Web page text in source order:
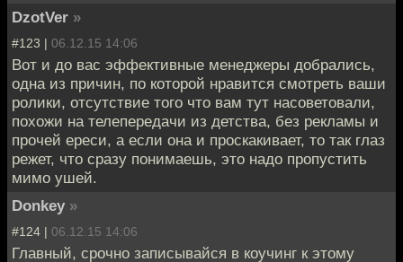
DzotVer »
#123 | 06.12.15 14:06
Вот и до вас эффективные менеджеры добрались,
одна из причин, по которой нравится смотреть ваши
ролики, отсутствие того что вам тут насоветовали,
похожи на телепередачи из детства, без рекламы и
прочей ереси, а если она и проскакивает, то так глаз
режет, что сразу понимаешь, это надо пропустить
мимо ушей.
Donkey »
#124 | 06.12.15 14:06
Главный, срочно записывайся в коучинг к этому